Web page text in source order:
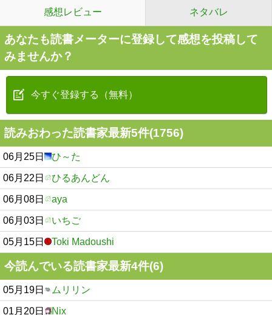
感想レビュー ネタバレ
あなたも読書メーターに登録して感想を投稿して
みませんか？
今すぐ登録する（無料）
読みおわった読書家最新5件(1756)
06月25日 ひ～た
06月22日 ひるあんどん
06月08日 aya
06月03日 いちご
05月15日 Toki Madoushi
今読んでいる読書家最新4件(6)
05月19日 ムリリン
01月20日 Nix